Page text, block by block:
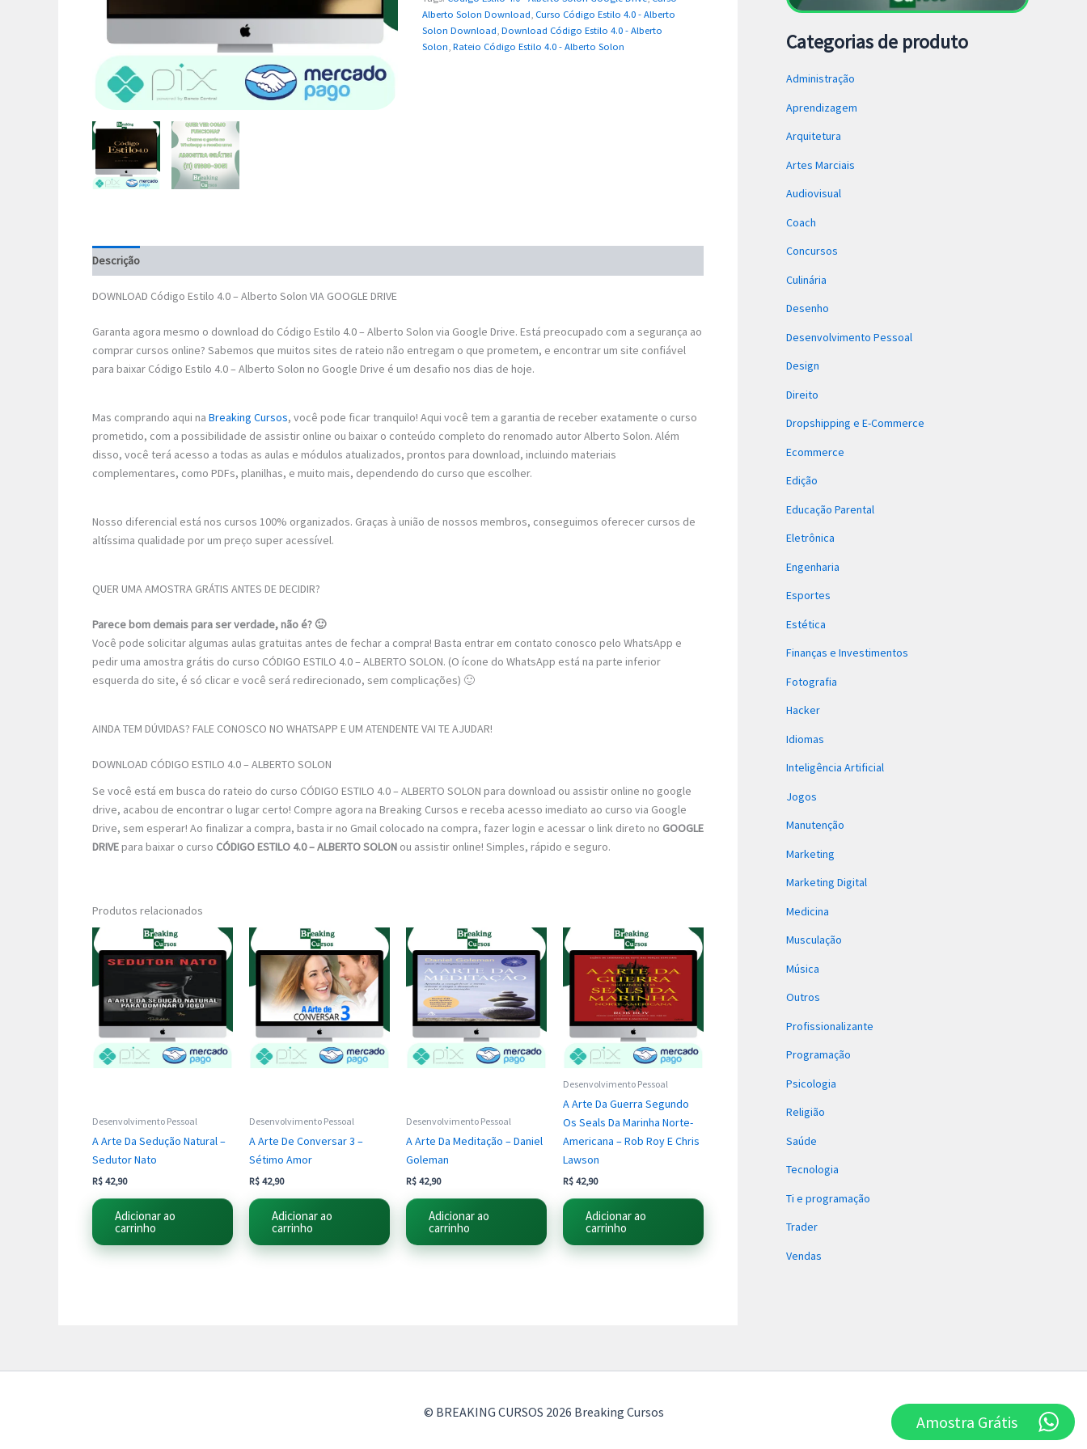
Alberto Solon Download, Curso Código Estilo 4.0 - Alberto
Solon Download,Download Código Estilo 4.0 - Alberto
Solon,Rateio Código Estilo 4.0 - Alberto Solon
Descrição
DOWNLOAD Código Estilo 4.0 – Alberto Solon VIA GOOGLE DRIVE
Garanta agora mesmo o download do Código Estilo 4.0 – Alberto Solon via Google Drive. Está preocupado com a segurança ao
comprar cursos online? Sabemos que muitos sites de rateio não entregam o que prometem, e encontrar um site confiável
para baixar Código Estilo 4.0 – Alberto Solon no Google Drive é um desafio nos dias de hoje.
Mas comprando aqui na Breaking Cursos, você pode ficar tranquilo! Aqui você tem a garantia de receber exatamente o curso
prometido, com a possibilidade de assistir online ou baixar o conteúdo completo do renomado autor Alberto Solon. Além
disso, você terá acesso a todas as aulas e módulos atualizados, prontos para download, incluindo materiais
complementares, como PDFs, planilhas, e muito mais, dependendo do curso que escolher.
Nosso diferencial está nos cursos 100% organizados. Graças à união de nossos membros, conseguimos oferecer cursos de
altíssima qualidade por um preço super acessível.
QUER UMA AMOSTRA GRÁTIS ANTES DE DECIDIR?
Parece bom demais para ser verdade, não é? 🙂
Você pode solicitar algumas aulas gratuitas antes de fechar a compra! Basta entrar em contato conosco pelo WhatsApp e
pedir uma amostra grátis do curso CÓDIGO ESTILO 4.0 – ALBERTO SOLON. (O ícone do WhatsApp está na parte inferior
esquerda do site, é só clicar e você será redirecionado, sem complicações) 🙂
AINDA TEM DÚVIDAS? FALE CONOSCO NO WHATSAPP E UM ATENDENTE VAI TE AJUDAR!
DOWNLOAD CÓDIGO ESTILO 4.0 – ALBERTO SOLON
Se você está em busca do rateio do curso CÓDIGO ESTILO 4.0 – ALBERTO SOLON para download ou assistir online no google
drive, acabou de encontrar o lugar certo! Compre agora na Breaking Cursos e receba acesso imediato ao curso via Google
Drive, sem esperar! Ao finalizar a compra, basta ir no Gmail colocado na compra, fazer login e acessar o link direto no GOOGLE
DRIVEpara baixar o curso CÓDIGO ESTILO 4.0 – ALBERTO SOLON ou assistir online! Simples, rápido e seguro.
Produtos relacionados
Desenvolvimento Pessoal
A Arte Da Sedução Natural –
Sedutor Nato
R$ 42,90
Adicionar ao
carrinho
Desenvolvimento Pessoal
A Arte De Conversar 3 –
Sétimo Amor
R$ 42,90
Adicionar ao
carrinho
Desenvolvimento Pessoal
A Arte Da Meditação – Daniel
Goleman
R$ 42,90
Adicionar ao
carrinho
Desenvolvimento Pessoal
A Arte Da Guerra Segundo
Os Seals Da Marinha Norte-
Americana – Rob Roy E Chris
Lawson
R$ 42,90
Adicionar ao
carrinho
Categorias de produto
Administração
Aprendizagem
Arquitetura
Artes Marciais
Audiovisual
Coach
Concursos
Culinária
Desenho
Desenvolvimento Pessoal
Design
Direito
Dropshipping e E-Commerce
Ecommerce
Edição
Educação Parental
Eletrônica
Engenharia
Esportes
Estética
Finanças e Investimentos
Fotografia
Hacker
Idiomas
Inteligência Artificial
Jogos
Manutenção
Marketing
Marketing Digital
Medicina
Musculação
Música
Outros
Profissionalizante
Programação
Psicologia
Religião
Saúde
Tecnologia
Ti e programação
Trader
Vendas
© BREAKING CURSOS 2026 Breaking Cursos Amostra Grátis